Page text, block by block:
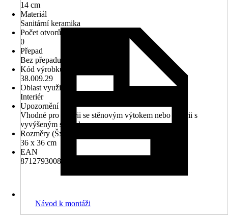
14 cm
Materiál
Sanitární keramika
Počet otvorů na kohout
0
Přepad
Bez přepadu
Kód výrobku
38.009.29
Oblast využití
Interiér
Upozornění
Vhodné pro baterii se stěnovým výtokem nebo baterii s
vyvýšeným stojánkem.
Rozměry (ŠxH)
36 x 36 cm
EAN
8712793008010
Návod k montáži